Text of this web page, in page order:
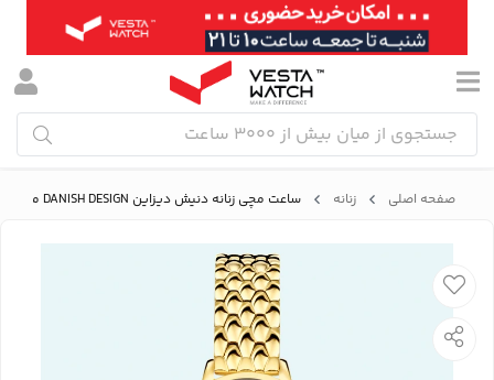
صفحه اصلی زنانه ساعت مچی زنانه دنیش دیزاین DANISH DESIGN مدل IV77Q1268